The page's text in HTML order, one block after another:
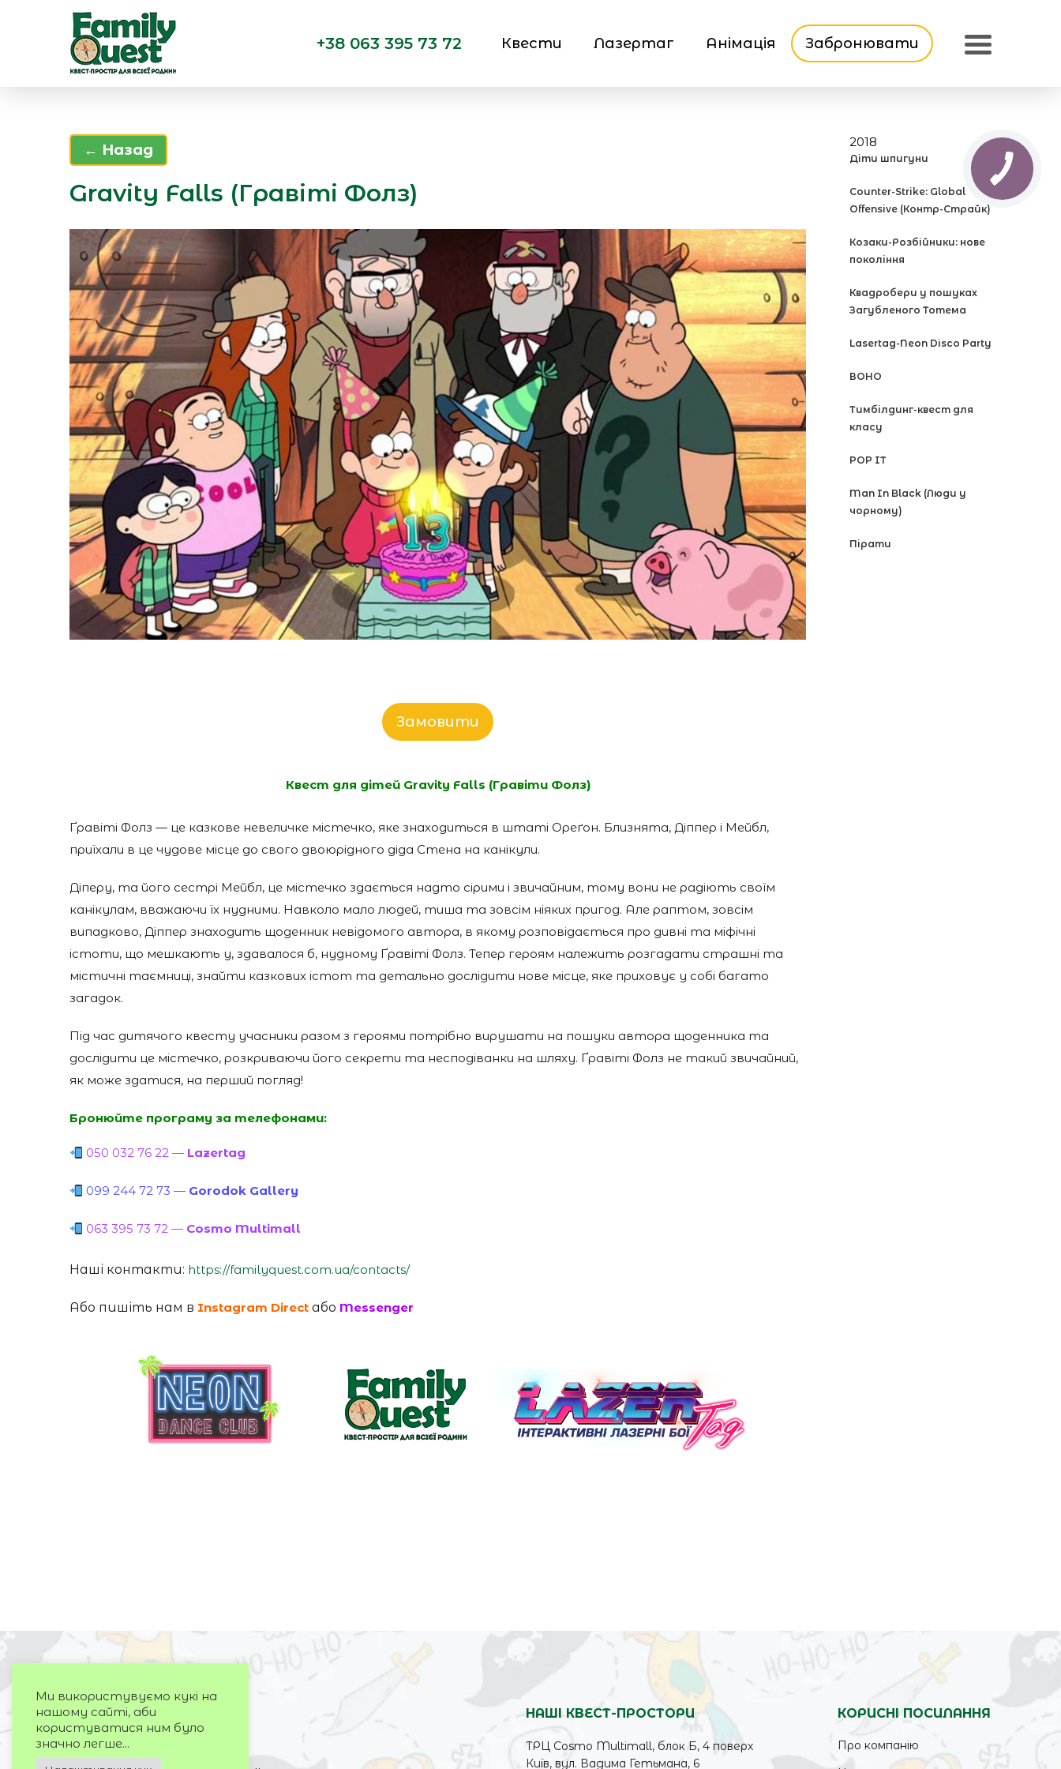
+38 063 395 73 72 Квести Лазертаг Анімація Забронювати
← Назад
Gravity Falls (Гравіті Фолз)
Замовити
Квест для дітей Gravity Falls (Гравіти Фолз)
Ґравіті Фолз — це казкове невеличке містечко, яке знаходиться в штаті Ореґон. Близнята, Діппер і Мейбл,
приїхали в це чудове місце до свого двоюрідного діда Стена на канікули.
Діперу, та його сестрі Мейбл, це містечко здається надто сірими і звичайним, тому вони не радіють своїм
канікулам, вважаючи їх нудними. Навколо мало людей, тиша та зовсім ніяких пригод. Але раптом, зовсім
випадково, Діппер знаходить щоденник невідомого автора, в якому розповідається про дивні та міфічні
істоти, що мешкають у, здавалося б, нудному Ґравіті Фолз. Тепер героям належить розгадати страшні та
містичні таємниці, знайти казкових істот та детально дослідити нове місце, яке приховує у собі багато
загадок.
Під час дитячого квесту учасники разом з героями потрібно вирушати на пошуки автора щоденника та
дослідити це містечко, розкриваючи його секрети та несподіванки на шляху. Ґравіті Фолз не такий звичайний,
як може здатися, на перший погляд!
Бронюйте програму за телефонами:
050 032 76 22 — Lazertag
099 244 72 73 — Gorodok Gallery
063 395 73 72 — Cosmo Multimall
Наші контакти: https://familyquest.com.ua/contacts/
Або пишіть нам в Instagram Direct або Messenger
2018
Діти шпигуни
Counter-Strike: Global
Offensive (Контр-Страйк)
Козаки-Розбійники: нове
покоління
Квадробери у пошуках
Загубленого Тотема
Lasertag-Neon Disco Party
ВОНО
Тимбілдинг-квест для
класу
POP IT
Man In Black (Люди у
чорному)
Пірати
НАШІ КВЕСТ-ПРОСТОРИ
ТРЦ Cosmo Multimall, блок Б, 4 поверх
Київ, вул. Вадима Гетьмана, 6
КОРИСНІ ПОСИЛАННЯ
Про компанію
Ми використувуємо кукі на
нашому сайті, аби
користуватися ним було
значно легше...